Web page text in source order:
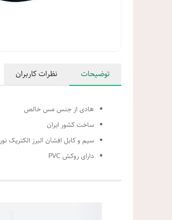
توضیحات نظرات کاربران
هادی از جنس مس خالص
ساخت کشور ایران
سیم و کابل افشان البرز الکتریک نور
دارای روکش PVC